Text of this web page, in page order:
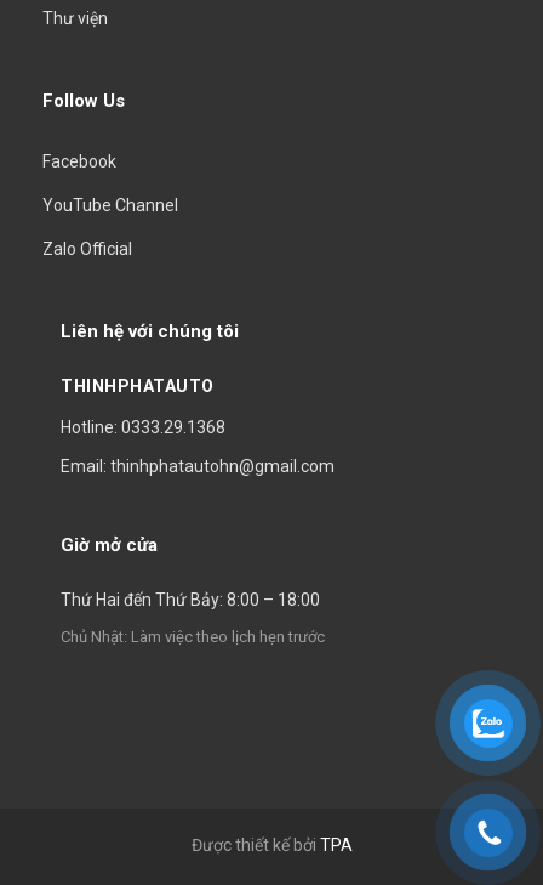
Thư viện
Follow Us
Facebook
YouTube Channel
Zalo Official
Liên hệ với chúng tôi
THINHPHATAUTO
Hotline: 0333.29.1368
Email: thinhphatautohn@gmail.com
Giờ mở cửa
Thứ Hai đến Thứ Bảy: 8:00 – 18:00
Chủ Nhật: Làm việc theo lịch hẹn trước
Được thiết kế bởi TPA